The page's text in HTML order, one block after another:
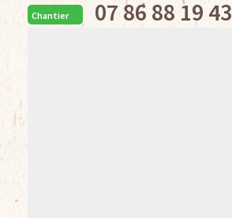
Chantier 07 86 88 19 43